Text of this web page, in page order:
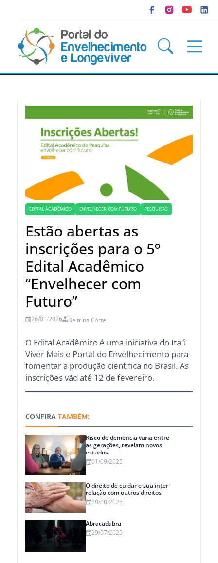
EDITAL ACADÊMICO ENVELHECER COM FUTURO PESQUISAS
Estão abertas as
inscrições para o 5º
Edital Acadêmico
“Envelhecer com
Futuro”
26/01/2026 Beltrina Côrte
O Edital Acadêmico é uma iniciativa do Itaú
Viver Mais e Portal do Envelhecimento para
fomentar a produção científica no Brasil. As
inscrições vão até 12 de fevereiro.
CONFIRA TAMBÉM:
Risco de demência varia entre
as gerações, revelam novos
estudos
01/09/2025
O direito de cuidar e sua inter-
relação com outros direitos
20/08/2025
Abracadabra
29/07/2025